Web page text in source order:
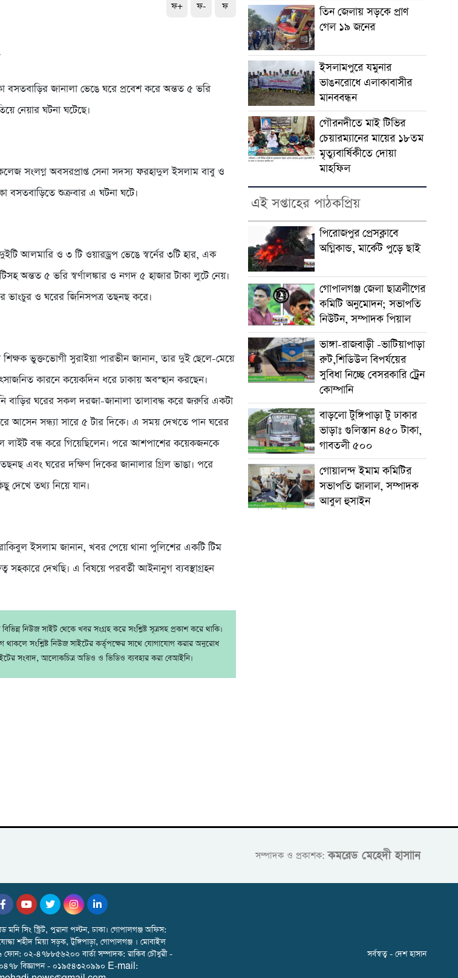
ফ+ ফ- ফ
বসতবাড়ির জানালা ভেঙে ঘরে প্রবেশ করে অন্তত ৫ ভরি
নেয়ার ঘটনা ঘটেছে।
সংলগ্ন অবসরপ্রাপ্ত সেনা সদস্য ফরহাদুল ইসলাম বাবু ও
বসতবাড়িতে শুক্রবার এ ঘটনা ঘটে।
আলমারি ও ৩ টি ওয়ারড্রপ ভেঙে স্বর্নের ৩টি হার, এক
অন্তত ৫ ভরি স্বর্ণালঙ্কার ও নগদ ৫ হাজার টাকা লুটে নেয়।
ভাংচুর ও ঘরের জিনিসপত্র তছনছ করে।
ভুক্তভোগী সুরাইয়া পারভীন জানান, তার দুই ছেলে-মেয়ে
কারনে কয়েকদিন ধরে ঢাকায় অবস্হান করছেন।
বাড়ির ঘরের সকল দরজা-জানালা তালাবদ্ধ করে জরুরি একটা
আসেন সন্ধ্যা সারে ৫ টার দিকে। এ সময় দেখতে পান ঘরের
লাইট বন্ধ করে গিয়েছিলেন। পরে আশপাশের কয়েকজনকে
এবং ঘরের দক্ষিণ দিকের জানালার গ্রিল ভাঙা। পরে
দেখে তথ্য নিয়ে যান।
ইসলাম জানান, খবর পেয়ে থানা পুলিশের একটি টিম
সহকারে দেখছি। এ বিষয়ে পরবর্তী আইনানুগ ব্যবস্থাগ্রহন
নিউজ সাইট থেকে খবর সংগ্রহ করে সংশ্লিষ্ট সূত্রসহ প্রকাশ করে থাকি।
সংশ্লিষ্ট নিউজ সাইটের কর্তৃপক্ষের সাথে যোগাযোগ করার অনুরোধ
সংবাদ, আলোকচিত্র অডিও ও ভিডিও ব্যবহার করা বেআইনি।
তিন জেলায় সড়কে প্রাণ
গেল ১৯ জনের
ইসলামপুরে যমুনার
ভাঙনরোধে এলাকাবাসীর
মানববন্ধন
গৌরনদীতে মাই টিভির
চেয়ারম্যানের মায়ের ১৮তম
মৃত্যুবার্ষিকীতে দোয়া
মাহফিল
এই সপ্তাহের পাঠকপ্রিয়
পিরোজপুর প্রেসক্লাবে
অগ্নিকান্ড, মার্কেট পুড়ে ছাই
গোপালগঞ্জ জেলা ছাত্রলীগের
কমিটি অনুমোদন; সভাপতি
নিউটন, সম্পাদক পিয়াল
ভাঙ্গা-রাজবাড়ী -ভাটিয়াপাড়া
রুট,শিডিউল বিপর্যয়ের
সুবিধা নিচ্ছে বেসরকারি ট্রেন
কোম্পানি
বাড়লো টুঙ্গিপাড়া টু ঢাকার
ভাড়াঃ গুলিস্তান ৪৫০ টাকা,
গাবতলী ৫০০
গোয়ালন্দ ইমাম কমিটির
সভাপতি জালাল, সম্পাদক
আবুল হুসাইন
সম্পাদক ও প্রকাশক:কমরেড মেহেদী হাসাান
সিং স্ট্রিট, পুরানা পল্টন, ঢাকা। গোপালগঞ্জ অফিস:
শহীদ মিয়া সড়ক, টুঙ্গিপাড়া, গোপালগঞ্জ । মোবাইল
০২-৪৭৮৮৫৬২০০ বার্তা সম্পাদক: রাকিব চৌধুরী -
বিজ্ঞাপন - ০১৯৫৪৩২০৯৯০ E-mail:
সর্বস্বত্ব - দেশ হাসান